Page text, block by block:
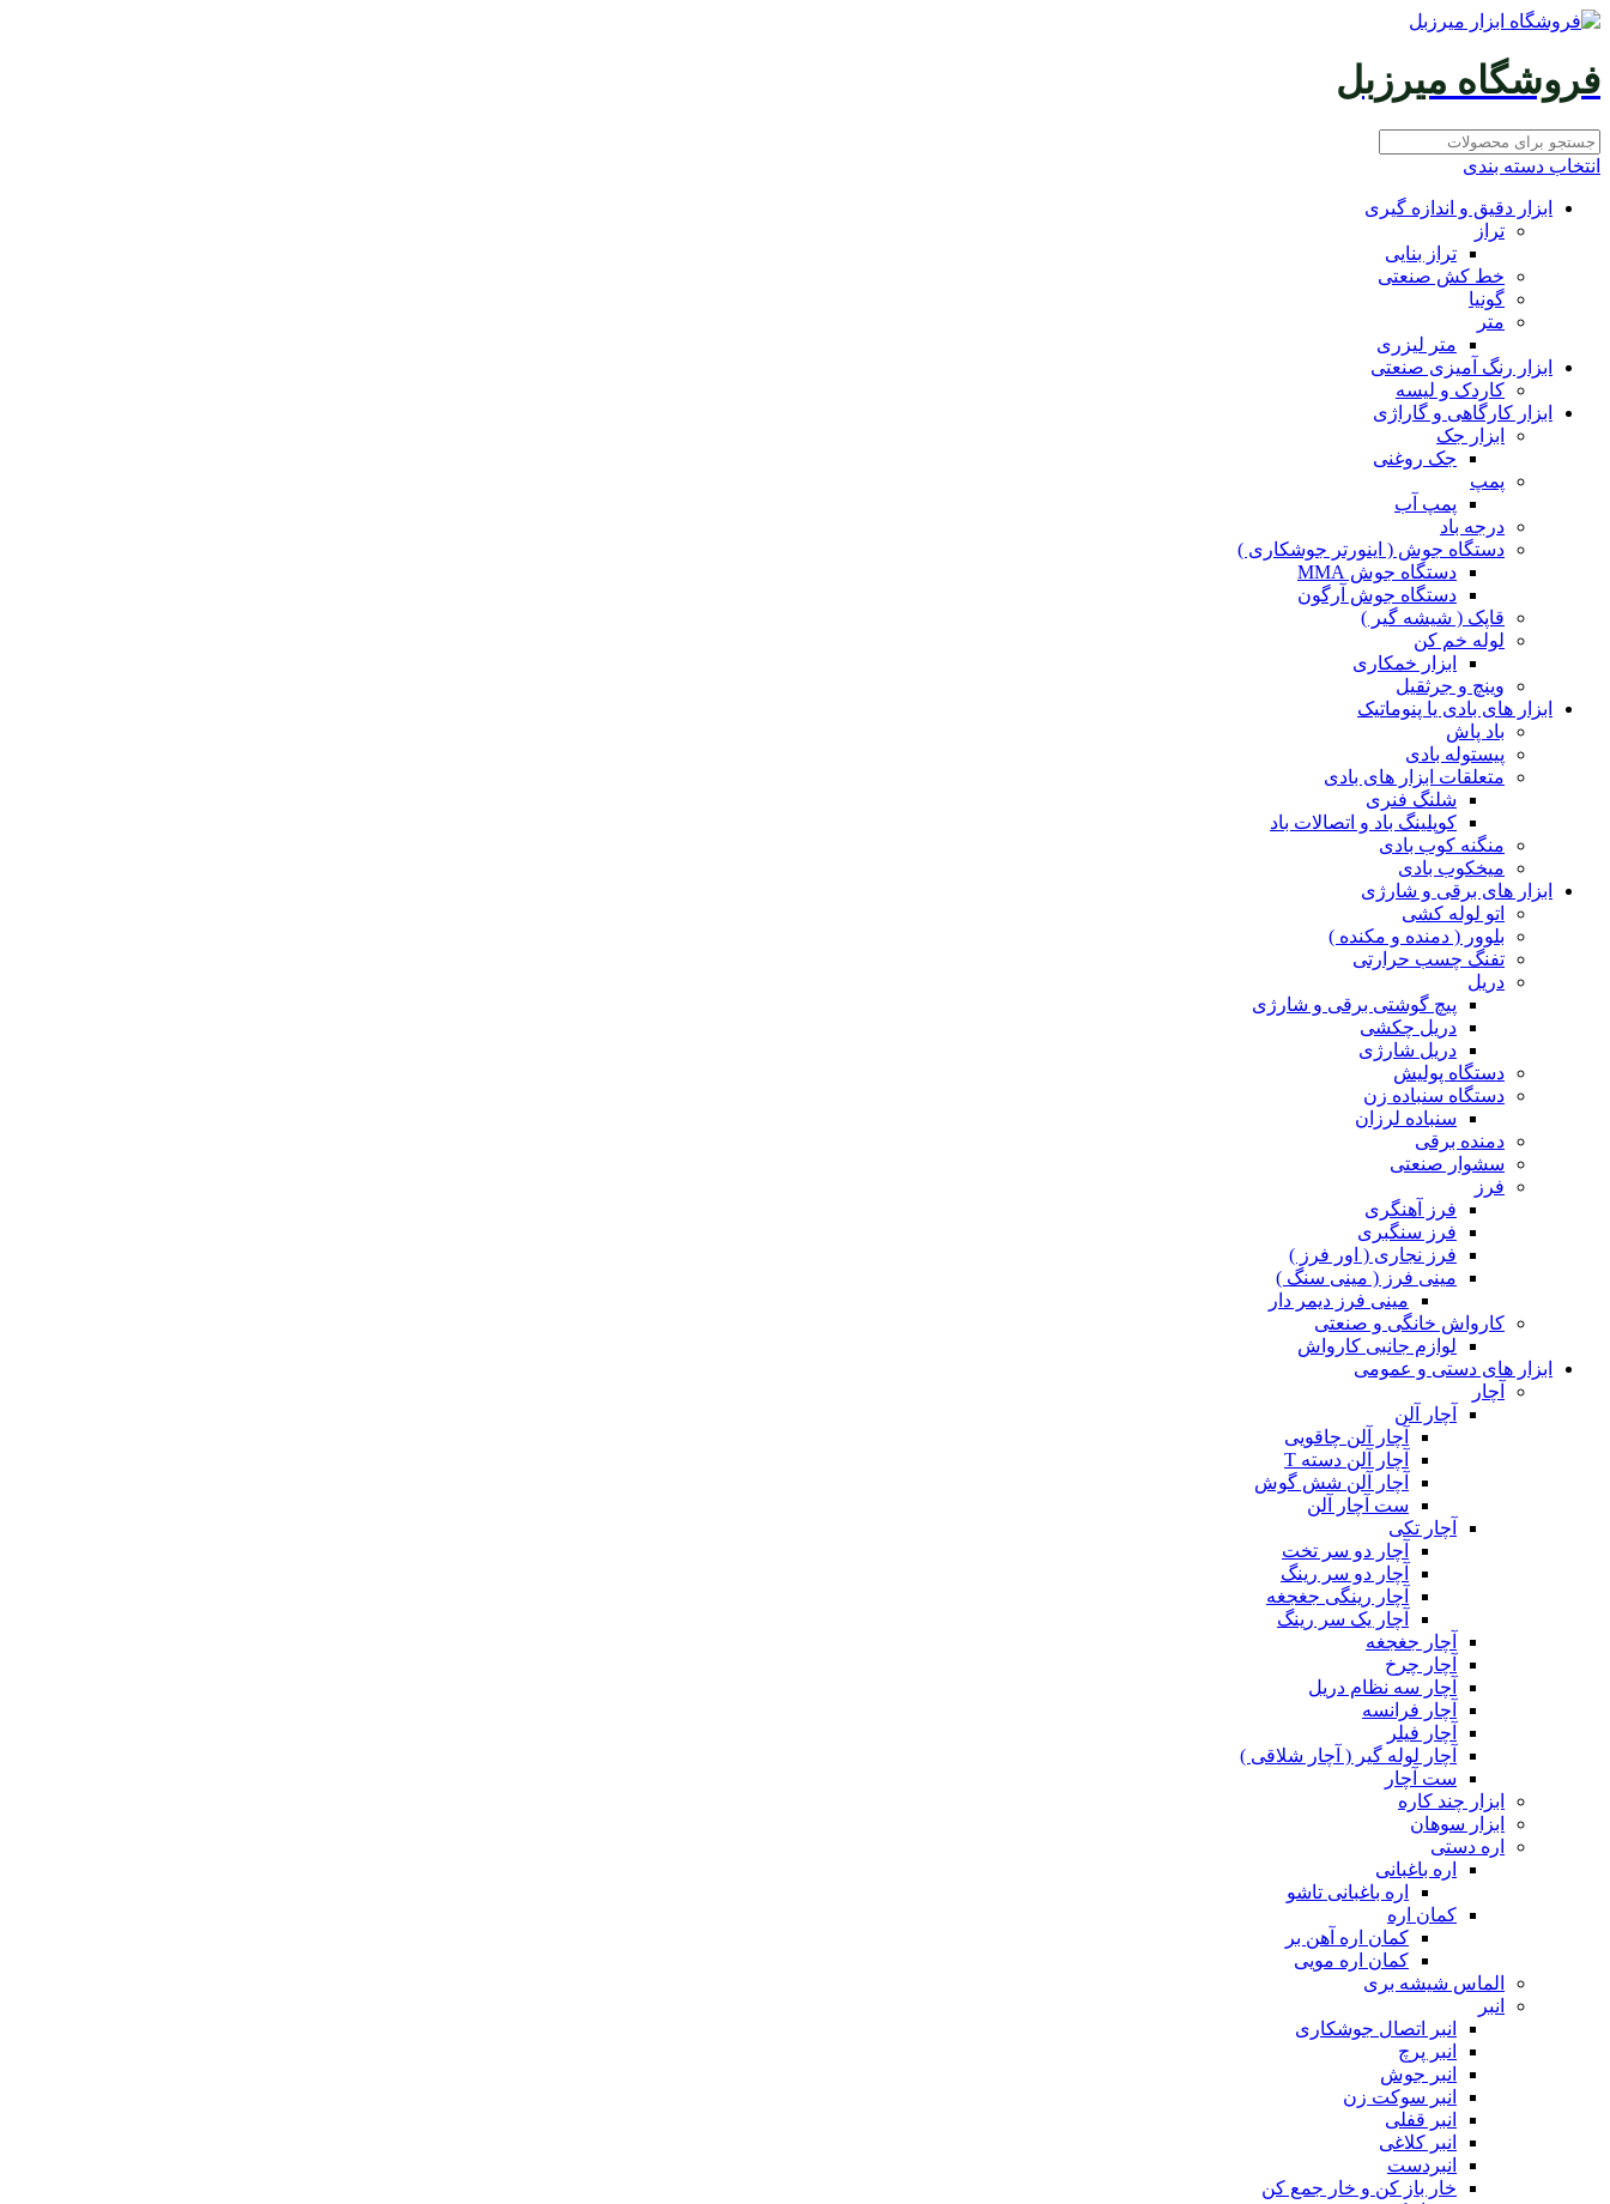
فروشگاه میرزبل
انتخاب دسته بندی
ابزار دقیق و اندازه گیری
تراز
تراز بنایی
خط کش صنعتی
گونیا
متر
متر لیزری
ابزار رنگ آمیزی صنعتی
کاردک و لیسه
ابزار کارگاهی و گاراژی
ابزار جک
جک روغنی
پمپ
پمپ آب
درجه باد
دستگاه جوش ( اینورتر جوشکاری )
دستگاه جوش MMA
دستگاه جوش آرگون
قاپک ( شیشه گیر )
لوله خم کن
ابزار خمکاری
وینچ و جرثقیل
ابزار های بادی یا پنوماتیک
باد پاش
پیستوله بادی
متعلقات ابزار های بادی
شلنگ فنری
کوپلینگ باد و اتصالات باد
منگنه کوب بادی
میخکوب بادی
ابزار های برقی و شارژی
اتو لوله کشی
بلوور ( دمنده و مکنده )
تفنگ چسب حرارتی
دریل
پیچ گوشتی برقی و شارژی
دریل چکشی
دریل شارژی
دستگاه پولیش
دستگاه سنباده زن
سنباده لرزان
دمنده برقی
سشوار صنعتی
فرز
فرز آهنگری
فرز سنگبری
فرز نجاری ( اور فرز )
مینی فرز ( مینی سنگ )
مینی فرز دیمر دار
کارواش خانگی و صنعتی
لوازم جانبی کارواش
ابزار های دستی و عمومی
آچار
آچار آلن
آچار آلن چاقویی
آچار آلن دسته T
آچار آلن شش گوش
ست آچار آلن
آچار تکی
آچار دو سر تخت
آچار دو سر رینگ
آچار رینگی جغجغه
آچار یک سر رینگ
آچار جغجغه
آچار چرخ
آچار سه نظام دریل
آچار فرانسه
آچار فیلر
آچار لوله گیر ( آچار شلاقی )
ست آچار
ابزار چند کاره
ابزار سوهان
اره دستی
اره باغبانی
اره باغبانی تاشو
کمان اره
کمان اره آهن بر
کمان اره مویی
الماس شیشه بری
انبر
انبر اتصال جوشکاری
انبر پرچ
انبر جوش
انبر سوکت زن
انبر قفلی
انبر کلاغی
انبردست
خار باز کن و خار جمع کن